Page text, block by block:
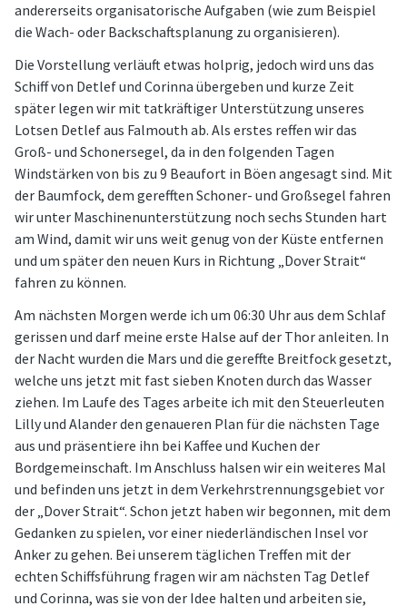
andererseits organisatorische Aufgaben (wie zum Beispiel
die Wach- oder Backschaftsplanung zu organisieren).
Die Vorstellung verläuft etwas holprig, jedoch wird uns das
Schiff von Detlef und Corinna übergeben und kurze Zeit
später legen wir mit tatkräftiger Unterstützung unseres
Lotsen Detlef aus Falmouth ab. Als erstes reffen wir das
Groß- und Schonersegel, da in den folgenden Tagen
Windstärken von bis zu 9 Beaufort in Böen angesagt sind. Mit
der Baumfock, dem gerefften Schoner- und Großsegel fahren
wir unter Maschinenunterstützung noch sechs Stunden hart
am Wind, damit wir uns weit genug von der Küste entfernen
und um später den neuen Kurs in Richtung „Dover Strait“
fahren zu können.
Am nächsten Morgen werde ich um 06:30 Uhr aus dem Schlaf
gerissen und darf meine erste Halse auf der Thor anleiten. In
der Nacht wurden die Mars und die gereffte Breitfock gesetzt,
welche uns jetzt mit fast sieben Knoten durch das Wasser
ziehen. Im Laufe des Tages arbeite ich mit den Steuerleuten
Lilly und Alander den genaueren Plan für die nächsten Tage
aus und präsentiere ihn bei Kaffee und Kuchen der
Bordgemeinschaft. Im Anschluss halsen wir ein weiteres Mal
und befinden uns jetzt in dem Verkehrstrennungsgebiet vor
der „Dover Strait“. Schon jetzt haben wir begonnen, mit dem
Gedanken zu spielen, vor einer niederländischen Insel vor
Anker zu gehen. Bei unserem täglichen Treffen mit der
echten Schiffsführung fragen wir am nächsten Tag Detlef
und Corinna, was sie von der Idee halten und arbeiten sie,